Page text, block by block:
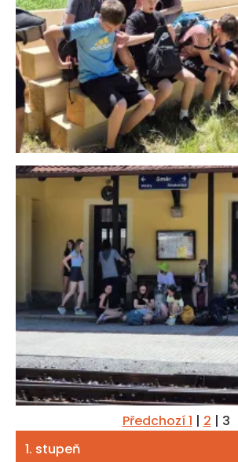
Předchozí1 | 2 | 3
1. stupeň